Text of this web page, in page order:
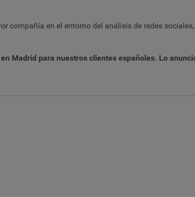
compañía en el entorno del análisis de redes
Madrid para nuestros clientes españoles. Lo